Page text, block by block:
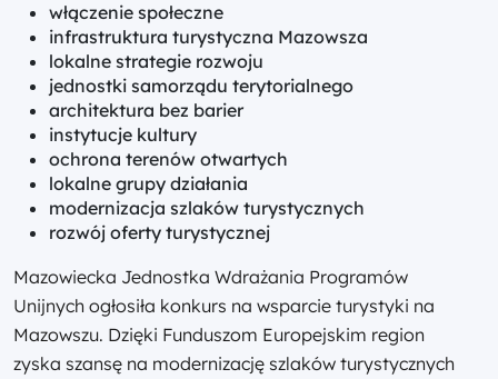
włączenie społeczne
infrastruktura turystyczna Mazowsza
lokalne strategie rozwoju
jednostki samorządu terytorialnego
architektura bez barier
instytucje kultury
ochrona terenów otwartych
lokalne grupy działania
modernizacja szlaków turystycznych
rozwój oferty turystycznej
Mazowiecka Jednostka Wdrażania Programów
Unijnych ogłosiła konkurs na wsparcie turystyki na
Mazowszu. Dzięki Funduszom Europejskim region
zyska szansę na modernizację szlaków turystycznych